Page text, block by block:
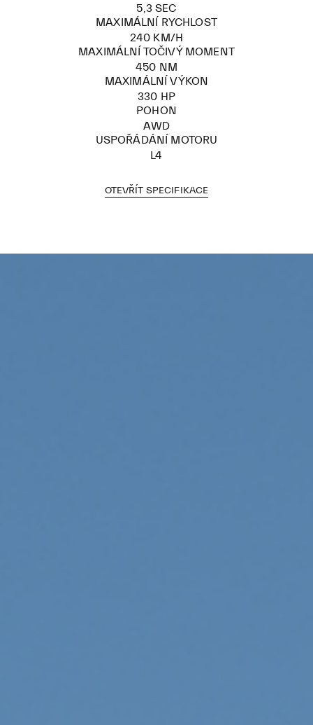
5,3 SEC
MAXIMÁLNÍ RYCHLOST
240 KM/H
MAXIMÁLNÍ TOČIVÝ MOMENT
450 NM
MAXIMÁLNÍ VÝKON
330 HP
POHON
AWD
USPOŘÁDÁNÍ MOTORU
L4
OTEVŘÍT SPECIFIKACE